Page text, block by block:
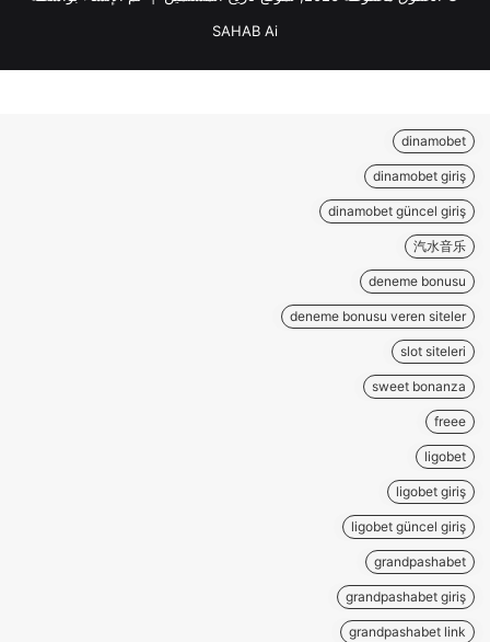
SAHAB Ai
dinamobet
dinamobet giriş
dinamobet güncel giriş
汽水音乐
deneme bonusu
deneme bonusu veren siteler
slot siteleri
sweet bonanza
freee
ligobet
ligobet giriş
ligobet güncel giriş
grandpashabet
grandpashabet giriş
grandpashabet link